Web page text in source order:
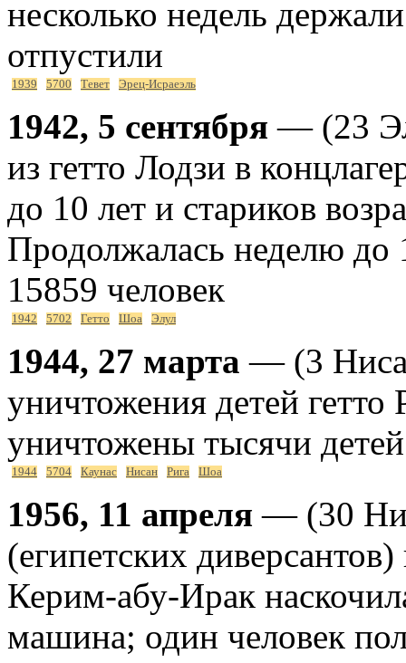
несколько недель
отпустили
1939 5700 Тевет Эрец-Исраеэль
1942, 5 сентября — (23
из гетто Лодзи в
до 10 лет и стариков
Продолжалась неделю до
15859 человек
1942 5702 Гетто Шоа Элул
1944, 27 марта — (3
уничтожения детей
уничтожены тысячи
1944 5704 Каунас Нисан Рига Шоа
1956, 11 апреля — (30
(египетских
Керим-абу-Ирак
машина; один человек